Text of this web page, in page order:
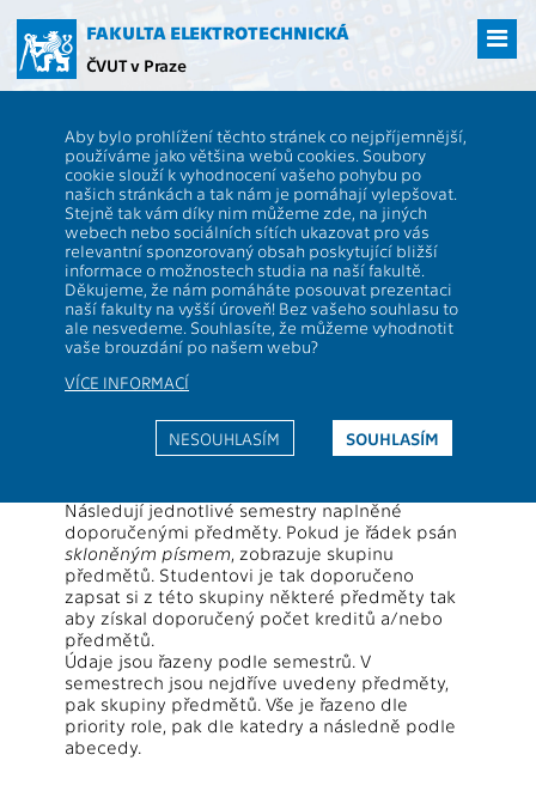
hlavní
obsah
FAKULTA ELEKTROTECHNICKÁ
ČVUT v Praze
Aby bylo prohlížení těchto stránek co nejpříjemnější,
používáme jako většina webů cookies. Soubory
cookie slouží k vyhodnocení vašeho pohybu po
našich stránkách a tak nám je pomáhají vylepšovat.
Stejně tak vám díky nim můžeme zde, na jiných
webech nebo sociálních sítích ukazovat pro vás
relevantní sponzorovaný obsah poskytující bližší
informace o možnostech studia na naší fakultě.
Děkujeme, že nám pomáháte posouvat prezentaci
naší fakulty na vyšší úroveň! Bez vašeho souhlasu to
ale nesvedeme. Souhlasíte, že můžeme vyhodnotit
vaše brouzdání po našem webu?
VÍCE INFORMACÍ
SOUHLASÍM
NESOUHLASÍM
Elektrotechnika a management - průchod studiem, Plán: Elektrotechnika,
energetika a management - Elektrotechnika a management 2016
Doporučený průchod studijním
plánem
Popis stránky:
Každý studijní plán může mít několik
doporučených průchodů. Zde jeden z nich
vidíte. Radí studentovi, kdy si zapsat který
předmět. Pokud se student tohoto průchodu
V malé tabulce jsou velmi zkráceně zobrazeny
Následují jednotlivé semestry naplněné
doporučenými předměty. Pokud je řádek psán
skloněným písmem, zobrazuje skupinu
předmětů. Studentovi je tak doporučeno
zapsat si z této skupiny některé předměty tak
aby získal doporučený počet kreditů a/nebo
předmětů.
Údaje jsou řazeny podle semestrů. V
semestrech jsou nejdříve uvedeny předměty,
pak skupiny předmětů. Vše je řazeno dle
priority role, pak dle katedry a následně podle
abecedy.